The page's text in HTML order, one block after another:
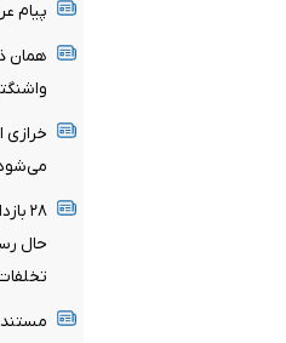
پیام
همان
حال